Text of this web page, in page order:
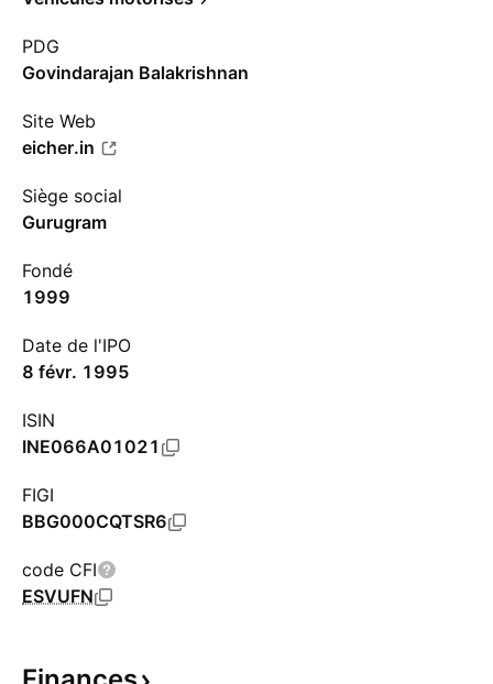
PDG
Govindarajan Balakrishnan
Site Web
eicher.in
Siège social
Gurugram
Fondé
1999
Date de l'IPO
8 févr. 1995
ISIN
INE066A01021
FIGI
BBG000CQTSR6
code CFI
ESVUFN